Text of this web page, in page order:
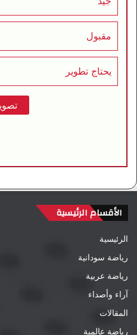
مقبول
يحتاج تطوير
الأقسام الرئيسية
الرئيسية
رياضة سودانية
رياضة عربية
آراء وأصداء
المقالات
رياضة عالمية